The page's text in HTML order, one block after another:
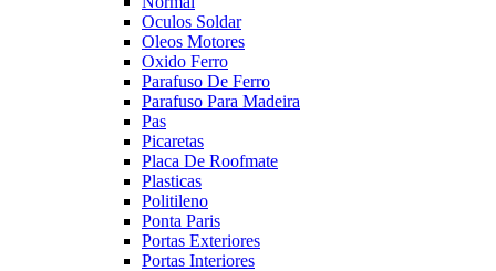
Oculos Soldar
Oleos Motores
Oxido Ferro
Parafuso De Ferro
Parafuso Para Madeira
Pas
Picaretas
Placa De Roofmate
Plasticas
Politileno
Ponta Paris
Portas Exteriores
Portas Interiores